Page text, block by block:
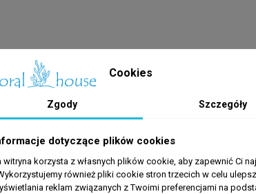
District
Cookies
Zgody Szczegóły
dotyczące plików cookies
witryna korzysta z własnych plików cookie, aby zapewnić Ci
również pliki cookie stron trzecich w celu
reklam związanych z Twoimi preferencjami na